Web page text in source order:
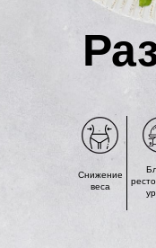
Снижение
веса